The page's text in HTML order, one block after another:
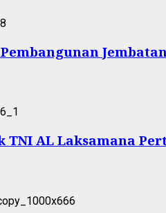
AL Laksamana